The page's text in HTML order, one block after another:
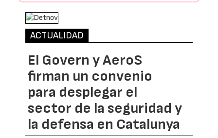
ACTUALIDAD
El Govern y AeroS
firman un convenio
para desplegar el
sector de la seguridad y
la defensa en Catalunya